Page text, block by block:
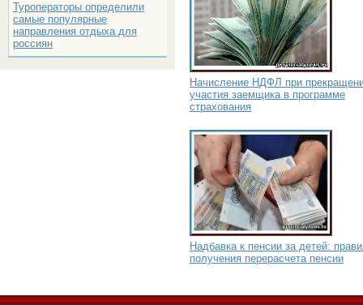
Туроператоры определили
самые популярные
направления отдыха для
россиян
Начисление НДФЛ при
участия заемщика в программе
страхования
Надбавка к пенсии за детей:
получения перерасчета пенсии